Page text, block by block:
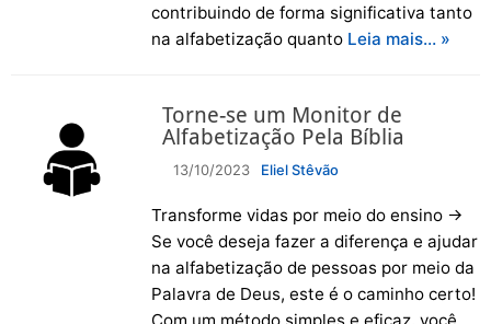
contribuindo de forma significativa tanto
na alfabetização quanto Leia mais… »
Torne-se um Monitor de
Alfabetização Pela Bíblia
13/10/2023 Eliel Stêvão
Transforme vidas por meio do ensino →
Se você deseja fazer a diferença e ajudar
na alfabetização de pessoas por meio da
Palavra de Deus, este é o caminho certo!
Com um método simples e eficaz, você